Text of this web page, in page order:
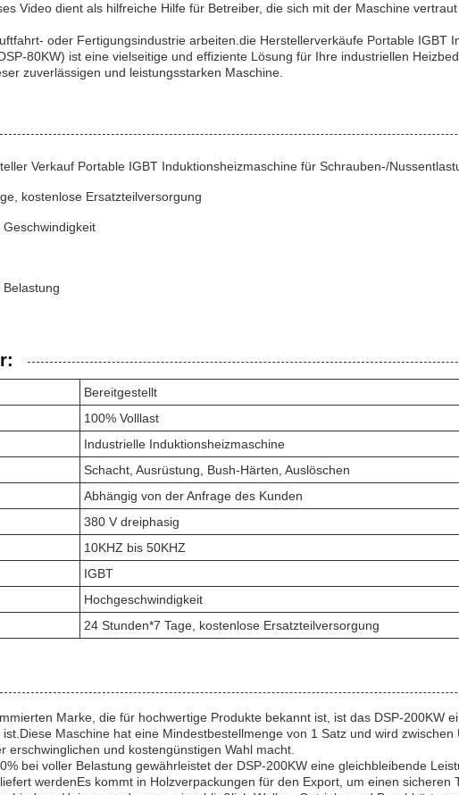
Video dient als hilfreiche Hilfe für Betreiber, die sich mit der Maschine
oder Fertigungsindustrie arbeiten.die Herstellerverkäufe Portable IGBT
80KW) ist eine vielseitige und effiziente Lösung für Ihre industriellen
zuverlässigen und leistungsstarken Maschine.
Verkauf Portable IGBT Induktionsheizmaschine für Schrauben-/
kostenlose Ersatzteilversorgung
Bereitgestellt
100% Volllast
Industrielle Induktionsheizmaschine
Schacht, Ausrüstung, Bush-Härten, Auslöschen
Abhängig von der Anfrage des Kunden
380 V dreiphasig
10KHZ bis 50KHZ
IGBT
Hochgeschwindigkeit
24 Stunden*7 Tage, kostenlose Ersatzteilversorgung
Marke, die für hochwertige Produkte bekannt ist, ist das DSP-200KW
Maschine hat eine Mindestbestellmenge von 1 Satz und wird zwischen
erschwinglichen und kostengünstigen Wahl macht.
bei voller Belastung gewährleistet der DSP-200KW eine gleichbleibende
werdenEs kommt in Holzverpackungen für den Export, um einen sicheren